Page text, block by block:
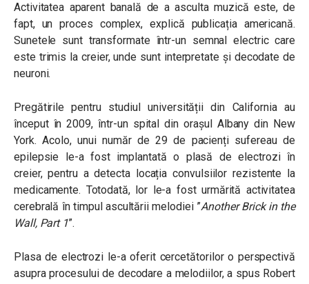
Activitatea aparent banală de a asculta muzică este, de
fapt, un proces complex, explică publicația americană.
Sunetele sunt transformate într-un semnal electric care
este trimis la creier, unde sunt interpretate și decodate de
neuroni.
Pregătirile pentru studiul universității din California au
început în 2009, într-un spital din orașul Albany din New
York. Acolo, unui număr de 29 de pacienți sufereau de
epilepsie le-a fost implantată o plasă de electrozi în
creier, pentru a detecta locația convulsiilor rezistente la
medicamente. Totodată, lor le-a fost urmărită activitatea
cerebrală în timpul ascultării melodiei ”Another Brick in the
Wall, Part 1”.
Plasa de electrozi le-a oferit cercetătorilor o perspectivă
asupra procesului de decodare a melodiilor, a spus Robert